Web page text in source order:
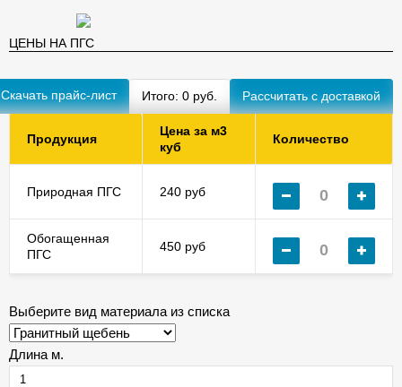
ЦЕНЫ НА ПГС
Скачать прайс-лист Итого: 0 руб.
Продукция
Цена за м3
куб
Количество
Природная ПГС 240 руб
Обогащенная
ПГС
450 руб
Выберите вид материала из списка
Длина м.